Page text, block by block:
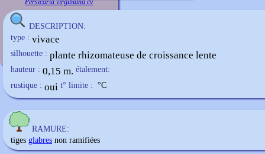
Persicaria virginiana cv
DESCRIPTION:
type : vivace
silhouette : plante rhizomateuse de croissance lente
hauteur : 0,15 m. étalement:
rustique : oui t° limite : °C
RAMURE:
tiges glabres non ramifiées